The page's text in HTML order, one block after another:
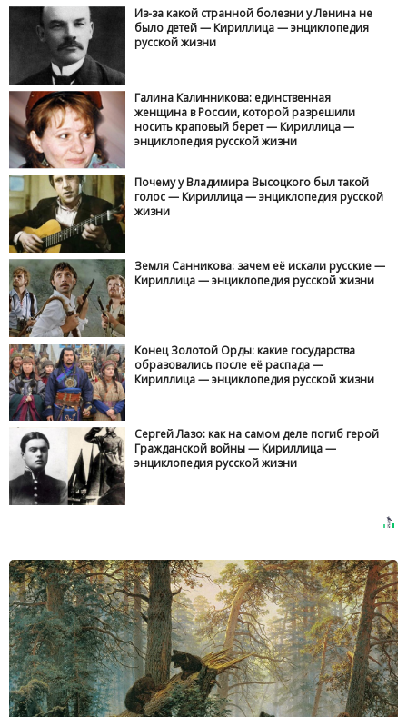
Из-за какой странной болезни у Ленина не
было детей — Кириллица — энциклопедия
русской жизни
Галина Калинникова: единственная
женщина в России, которой разрешили
носить краповый берет — Кириллица —
энциклопедия русской жизни
Почему у Владимира Высоцкого был такой
голос — Кириллица — энциклопедия русской
жизни
Земля Санникова: зачем её искали русские —
Кириллица — энциклопедия русской жизни
Конец Золотой Орды: какие государства
образовались после её распада —
Кириллица — энциклопедия русской жизни
Сергей Лазо: как на самом деле погиб герой
Гражданской войны — Кириллица —
энциклопедия русской жизни